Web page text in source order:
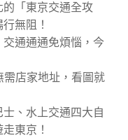
「東京交通全攻
無阻！
通通通免煩惱，今
店家地址，看圖就
、水上交通四大自
東京！